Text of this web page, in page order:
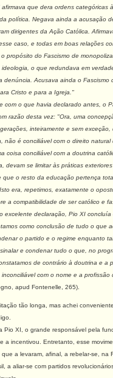
que dera ordens categóricas
política. Negava ainda a acusação
dirigentes da Ação Católica.
caso, e todas em boas relações
propósito do Fascismo de
ideologia, o que redundava em
denúncia. Acusava ainda o Fascismo
Cristo e para a Igreja."
com o que havia declarado antes, o
razão desta vez: "Ora, uma
inteiramente e sem exceção,
não é conciliável com o direito natural
coisa conciliável com a doutrina
devam se limitar às práticas
que o resto da educação pertença
era, repetimos, exatamente o
a compatibilidade de ser católico e
excelente declaração, Pio XI
como conclusão de tudo o que
o partido e o regime enquanto
e condenar tudo o que, no
de contrário à doutrina e a
com o nome e a profissão
apud Fontenelle, 265).
tão longa, mas achei
XI, o grande responsável pela
a incentivou. Entretanto, esse
que a levaram, afinal, a rebelar-se, na
a aliar-se com partidos